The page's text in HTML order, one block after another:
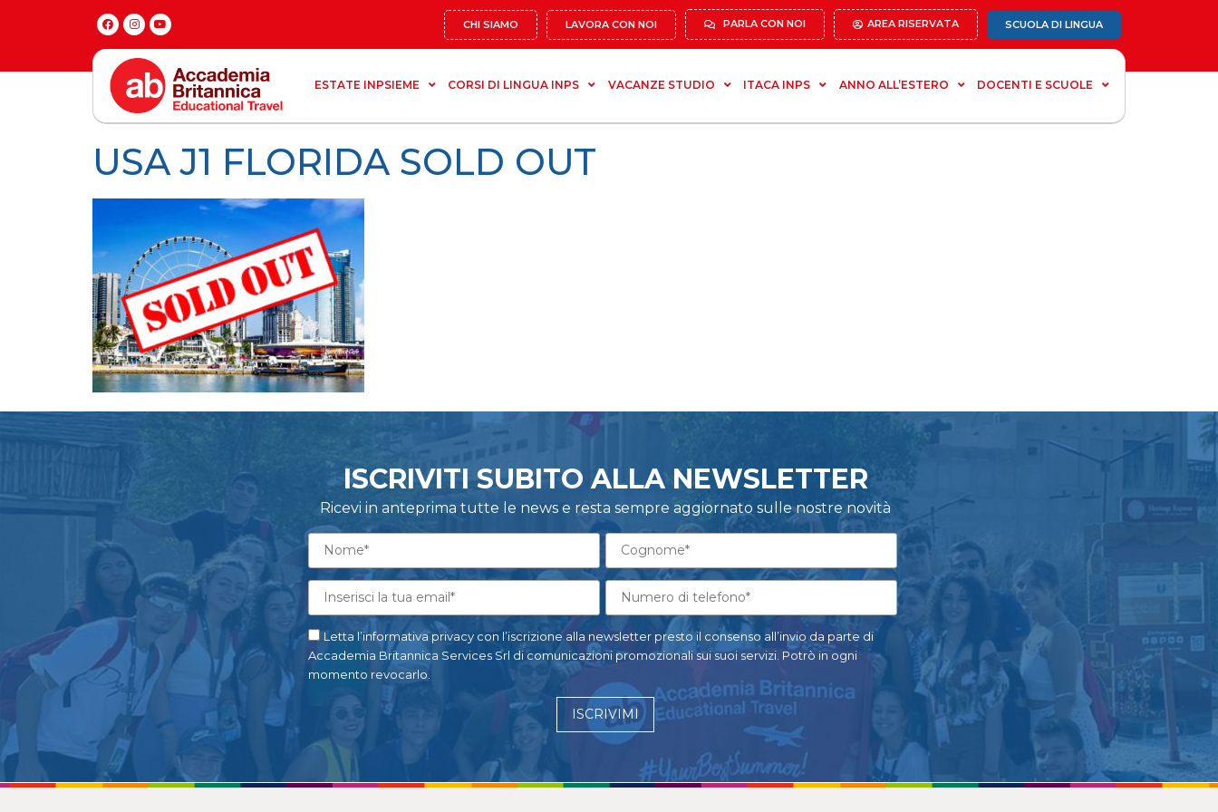
CHI SIAMO LAVORA CON NOI PARLA CON NOI AREA RISERVATA SCUOLA DI LINGUA
ESTATE INPSIEME CORSI DI LINGUA INPS VACANZE STUDIO ITACA INPS ANNO ALL’ESTERO DOCENTI E SCUOLE
USA J1 FLORIDA SOLD OUT
ISCRIVITI SUBITO ALLA NEWSLETTER
Ricevi in anteprima tutte le news e resta sempre aggiornato sulle nostre novità
Letta l’informativa privacy con l’iscrizione alla newsletter presto il consenso all’invio da parte di
Accademia Britannica Services Srl di comunicazioni promozionali sui suoi servizi. Potrò in ogni
momento revocarlo.
ISCRIVIMI